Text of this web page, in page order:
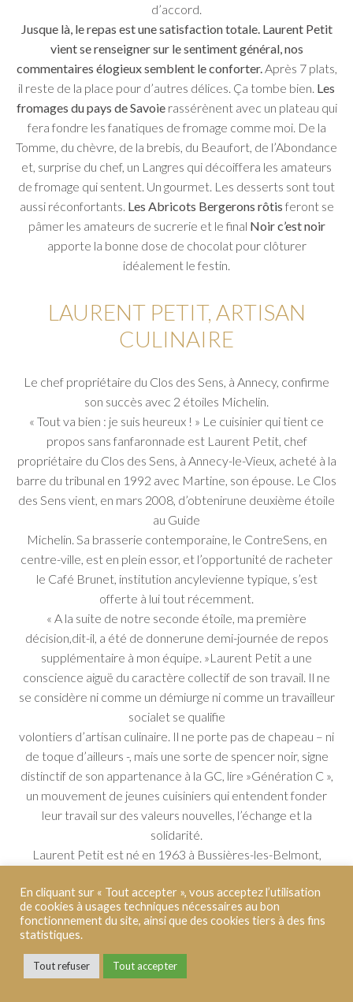
d’accord.
Jusque là, le repas est une satisfaction totale. Laurent Petit
vient se renseigner sur le sentiment général, nos
commentaires élogieux semblent le conforter. Après 7 plats,
il reste de la place pour d’autres délices. Ça tombe bien. Les
fromages du pays de Savoie rassérènent avec un plateau qui
fera fondre les fanatiques de fromage comme moi. De la
Tomme, du chèvre, de la brebis, du Beaufort, de l’Abondance
et, surprise du chef, un Langres qui décoiffera les amateurs
de fromage qui sentent. Un gourmet. Les desserts sont tout
aussi réconfortants. Les Abricots Bergerons rôtis feront se
pâmer les amateurs de sucrerie et le final Noir c’est noir
apporte la bonne dose de chocolat pour clôturer
idéalement le festin.
LAURENT PETIT, ARTISAN
CULINAIRE
Le chef propriétaire du Clos des Sens, à Annecy, confirme
son succès avec 2 étoiles Michelin.
« Tout va bien : je suis heureux ! » Le cuisinier qui tient ce
propos sans fanfaronnade est Laurent Petit, chef
propriétaire du Clos des Sens, à Annecy-le-Vieux, acheté à la
barre du tribunal en 1992 avec Martine, son épouse. Le Clos
des Sens vient, en mars 2008, d’obtenirune deuxième étoile
au Guide
Michelin. Sa brasserie contemporaine, le ContreSens, en
centre-ville, est en plein essor, et l’opportunité de racheter
le Café Brunet, institution ancylevienne typique, s’est
offerte à lui tout récemment.
« A la suite de notre seconde étoile, ma première
décision,dit-il, a été de donnerune demi-journée de repos
supplémentaire à mon équipe. »Laurent Petit a une
conscience aiguë du caractère collectif de son travail. Il ne
se considère ni comme un démiurge ni comme un travailleur
socialet se qualifie
volontiers d’artisan culinaire. Il ne porte pas de chapeau – ni
de toque d’ailleurs -, mais une sorte de spencer noir, signe
distinctif de son appartenance à la GC, lire »Génération C »,
un mouvement de jeunes cuisiniers qui entendent fonder
leur travail sur des valeurs nouvelles, l’échange et la
solidarité.
Laurent Petit est né en 1963 à Bussières-les-Belmont,
père est le boucher-charcutier du village. Il l’observe qui
découpe les quartiers de boeuf, taille les pièces de viande,
embosse andouilles et boudins. C’est un travail ouvrier qui lui
semble très dur et peu gratifiant. Il est orienté, sans grande
conviction, vers l’Ecole hôtelière Saint-Exupéry de Saint-
En cliquant sur « Tout accepter », vous acceptez l’utilisation
de cookies à usages techniques nécessaires au bon
fonctionnement du site, ainsi que des cookies tiers à des fins
statistiques.
Tout refuser Tout accepter